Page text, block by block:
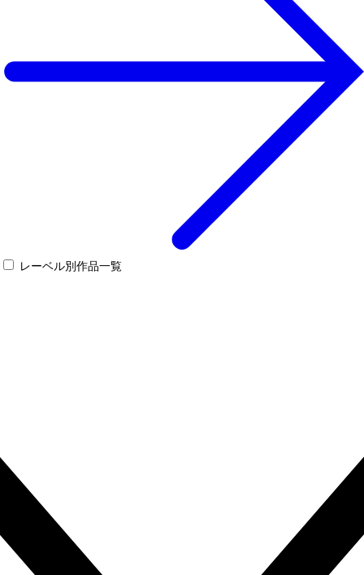
レーベル別作品一覧